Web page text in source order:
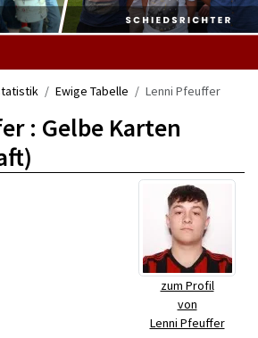
Ewige Tabelle Lenni Pfeuffer
: Gelbe Karten
zum Profil
von
Lenni Pfeuffer